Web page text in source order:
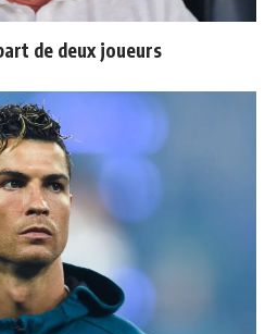
de deux joueurs